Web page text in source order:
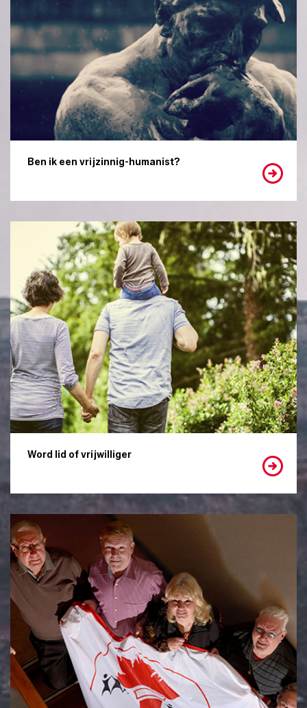
Ben ik een vrijzinnig-humanist?
Word lid of vrijwilliger